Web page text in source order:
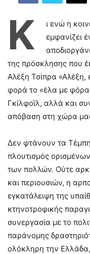
Κ
ι ενώ η
εμφανίζει
της πρόσκλησης που
Αλέξη Τσίπρα
φορά το «έλα με
Γκίλφοϊλ, αλλά και
απόβαση στη χώρα
Δεν φτάνουν τα
πλουτισμός
των πολλών. Ούτε
και περιουσιών, η
εγκατάλειψη της
κτηνοτροφικής
συνεργασία με το
παράνομης
ολόκληρη την Ελλάδα,